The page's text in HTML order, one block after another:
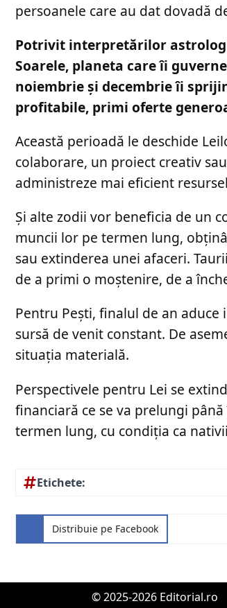
persoanele care au dat dovadă
Potrivit interpretărilor
Soarele, planeta care îi
noiembrie și decembrie îi
profitabile, primi oferte
Această perioadă le deschide
colaborare, un proiect creativ
administreze mai eficient
Și alte zodii vor beneficia de un
muncii lor pe termen lung,
sau extinderea unei afaceri.
de a primi o moștenire, de a
Pentru Pești, finalul de an
sursă de venit constant. De
situația materială.
Perspectivele pentru Lei se
financiară ce se va prelungi
termen lung, cu condiția ca
Etichete:
Distribuie pe Facebook
© 2025-2026 Editorial.ro